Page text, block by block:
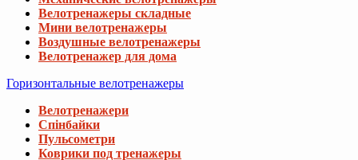
Велотренажеры складные
Мини велотренажеры
Воздушные велотренажеры
Велотренажер для дома
Горизонтальные велотренажеры
Велотренажери
Спінбайки
Пульсометри
Коврики под тренажеры